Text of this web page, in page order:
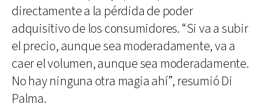
directamente a la pérdida de poder
adquisitivo de los consumidores. “Si va a subir
el precio, aunque sea moderadamente, va a
caer el volumen, aunque sea moderadamente.
No hay ninguna otra magia ahí”, resumió Di
Palma.